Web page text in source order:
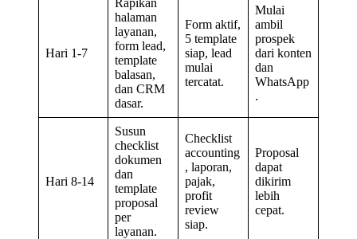
Hari 1-7
halaman
layanan,
form lead,
template
balasan,
dan CRM
dasar.
Form aktif,
5 template
siap, lead
mulai
tercatat.
Mulai
ambil
prospek
dari konten
dan
WhatsApp
.
Hari 8-14
Susun
checklist
dokumen
dan
template
proposal
per
layanan.
Checklist
accounting
, laporan,
pajak,
profit
review
siap.
Proposal
dapat
dikirim
lebih
cepat.